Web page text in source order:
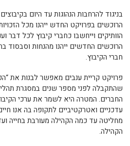
בניגוד להרחבות הנהוגות עד היום
הרוכשים בפרויקט החדש ייהנו מכל
הוותיקים וייחשבו כחברי קיבוץ לכל דבר
הרוכשים החדשים ייהנו מהנחות וסבסוד
חברי הקיבוץ.
פרויקט קריית ענבים מאפשר לבנות את
שהתקבלה לפני מספר שנים במסגרת
החברים. המטרה היא לשמר את ערכי
עדכניים ואטרקטיביים לתקופה בה אנו
מחליטה עד כמה הקהילה מעורבת בחייה
הקהילה.